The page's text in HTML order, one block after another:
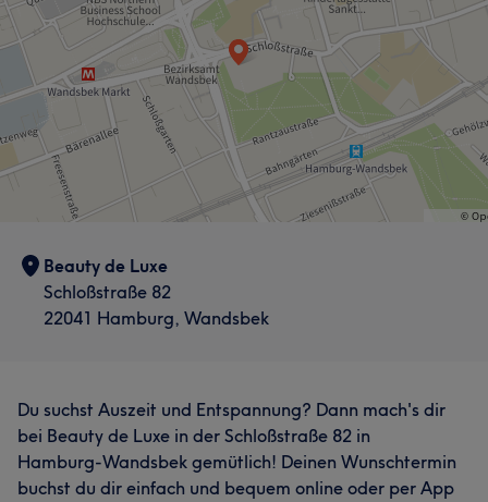
Beauty de Luxe
Schloßstraße 82
22041 Hamburg, Wandsbek
Du suchst Auszeit und Entspannung? Dann mach's dir
bei Beauty de Luxe in der Schloßstraße 82 in
Hamburg-Wandsbek gemütlich! Deinen Wunschtermin
buchst du dir einfach und bequem online oder per App